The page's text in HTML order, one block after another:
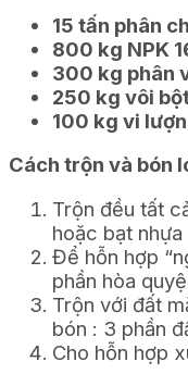
15 tấn phân
800 kg NPK
300 kg phân
250 kg vôi
100 kg vi
Cách trộn và bón
Trộn đều tất
hoặc bạt nhựa
Để hỗn hợp
phần hòa
Trộn với đất
bón : 3 phần
Cho hỗn hợp